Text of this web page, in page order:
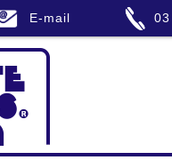
E-mail